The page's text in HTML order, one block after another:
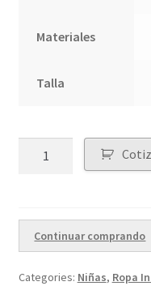
Materiales
Talla
Continuar comprando
Categories: Niñas, Ropa